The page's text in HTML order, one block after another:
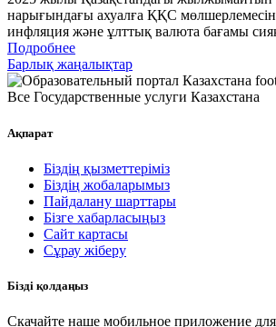
нарығындағы ахуалға ҚҚС
инфляция және ұлттық валюта бағамы
Подробнее
Барлық жаңалықтар
Все Государственные услуги Казахстана
Ақпарат
Біздің қызметтеріміз
Біздің жобаларымыз
Пайдалану шарттары
Бізге хабарласыңыз
Сайт картасы
Сұрау жіберу
Бізді қолдаңыз
Скачайте наше мобильное приложение